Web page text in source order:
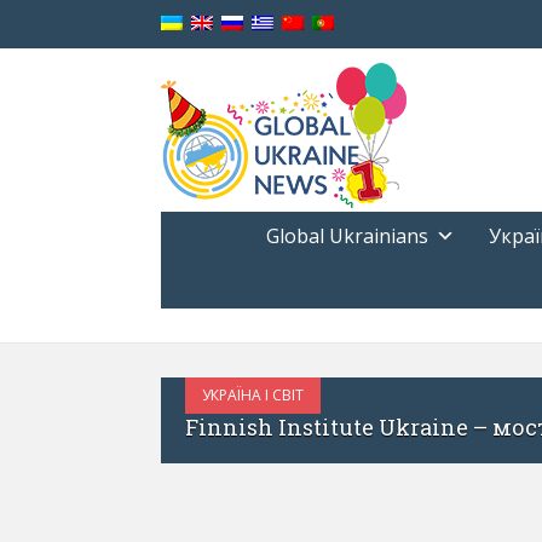
Global Ukrainians
УКРАЇНА І СВІТ